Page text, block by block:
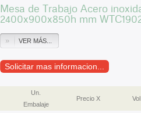
Mesa de Trabajo Acero
2400x900x850h mm
VER MÁS...
Solicitar mas informacion...
Un.
Embalaje
Precio X